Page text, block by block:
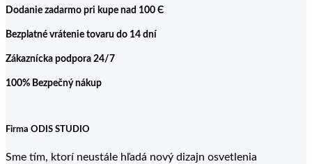
Dodanie zadarmo pri kupe nad 100 Є
Bezplatné vrátenie tovaru do 14 dní
Zákaznícka podpora 24/7
100% Bezpečný nákup
Firma ODIS STUDIO
Sme tím, ktorí neustále hľadá nový dizajn osvetlenia